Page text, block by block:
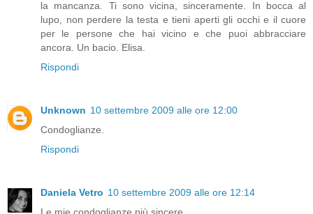
la mancanza. Ti sono vicina, sinceramente. In bocca al
lupo, non perdere la testa e tieni aperti gli occhi e il cuore
per le persone che hai vicino e che puoi abbracciare
ancora. Un bacio. Elisa.
Rispondi
Unknown 10 settembre 2009 alle ore 12:00
Condoglianze.
Rispondi
Daniela Vetro 10 settembre 2009 alle ore 12:14